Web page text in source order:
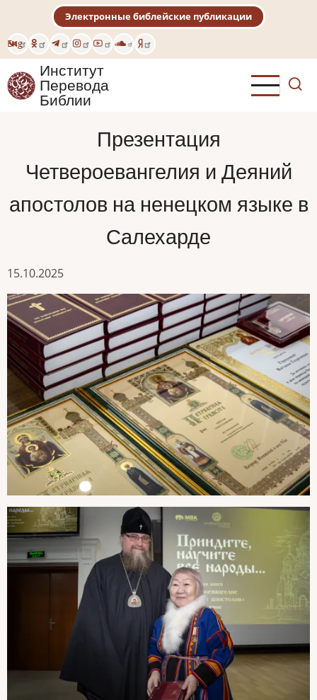
основному
содержанию
Eng
Электронные библейские публикации
Институт
Перевода
Библии
Презентация
Четвероевангелия и Деяний
апостолов на ненецком языке в
Салехарде
15.10.2025